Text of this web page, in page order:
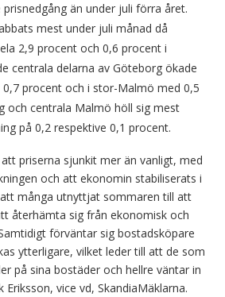
än under juli förra året.
mest under juli månad då
2,9 procent och 0,6 procent i
centrala delarna av Göteborg ökade
procent och i stor-Malmö med 0,5
och centrala Malmö höll sig mest
på 0,2 respektive 0,1 procent.
priserna sjunkit mer än vanligt, med
och att ekonomin stabiliserats i
att många utnyttjat sommaren till att
återhämta sig från ekonomisk och
förväntar sig bostadsköpare
ytterligare, vilket leder till att de som
på sina bostäder och hellre väntar in
Eriksson, vice vd, SkandiaMäklarna.